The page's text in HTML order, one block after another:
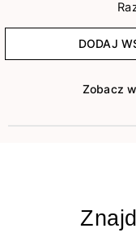
DODAJ
Zobacz